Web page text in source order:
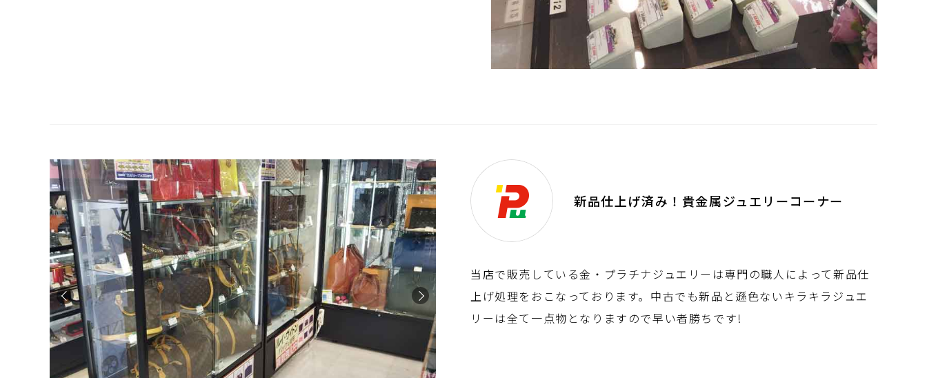
新品仕上げ済み！貴金属ジュエリーコーナー
当店で販売している金・プラチナジュエリーは専門の職人によって新品仕
上げ処理をおこなっております。中古でも新品と遜色ないキラキラジュエ
リーは全て一点物となりますので早い者勝ちです!